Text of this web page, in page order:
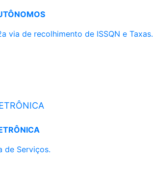
via de recolhimento de ISSQN e Taxas.
de Serviços.